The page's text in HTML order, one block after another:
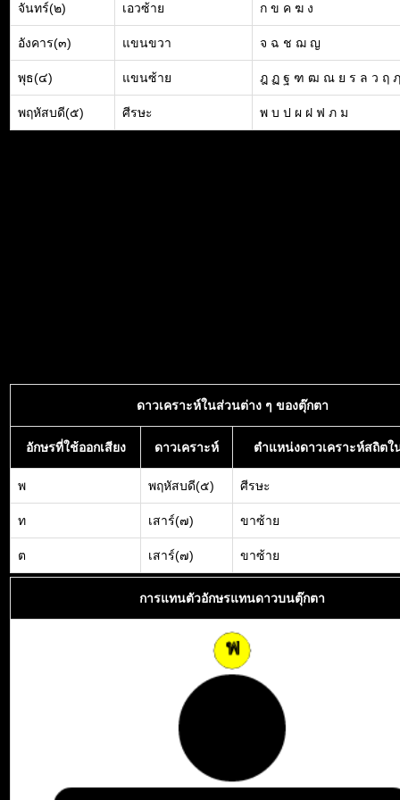
จันทร์(๒) เอวซ้าย ก ข ค ฆ ง
อังคาร(๓) แขนขวา จ ฉ ช ฌ ญ
พุธ(๔) แขนซ้าย ฎ ฏ ฐ ฑ ฒ ณ ย ร ล ว ฤ ฦ
พฤหัสบดี(๕) ศีรษะ พ บ ป ผ ฝ ฟ ภ ม
ดาวเคราะห์ในส่วนต่าง ๆ ของตุ๊กตา
อักษรที่ใช้ออกเสียง ดาวเคราะห์ ตำแหน่งดาวเคราะห์สถิตใ
พ พฤหัสบดี(๕) ศีรษะ
ท เสาร์(๗) ขาซ้าย
ต เสาร์(๗) ขาซ้าย
การแทนตัวอักษรแทนดาวบนตุ๊กตา